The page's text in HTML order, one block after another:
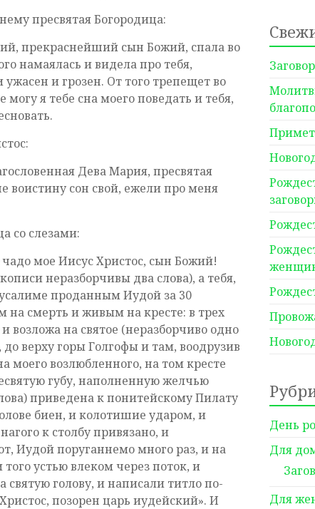
пресвятая Богородица:
прекраснейший сын Божий, спала во
намаялась и видела про тебя,
и грозен. От того трепещет во
я тебе сна моего поведать и тебя,
Дева Мария, пресвятая
воистину сон свой, ежели про меня
со слезами:
мое Иисус Христос, сын Божий!
неразборчивы два слова), а тебя,
проданным Иудой за 30
на смерть и живым на кресте: в трех
возложа на святое (неразборчиво одно
верху горы Голгофы и там, воодрузив
моего возлюбленного, на том кресте
губу, наполненную желчью
приведена к понитейскому Пилату
биен, и колотишие ударом, и
к столбу привязано, и
Иудой поруганнемо много раз, и на
того устью влеком через поток, и
голову, и написали титло по-
позорен царь иудейский». И
День
Для
Для